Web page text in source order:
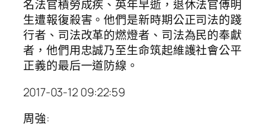
名法官積勞成疾、英年早逝，退休法官傅明
生遭報復殺害。他們是新時期公正司法的踐
行者、司法改革的燃燈者、司法為民的奉獻
者，他們用忠誠乃至生命筑起維護社會公平
正義的最后一道防線。
2017-03-12 09:22:59
周強: